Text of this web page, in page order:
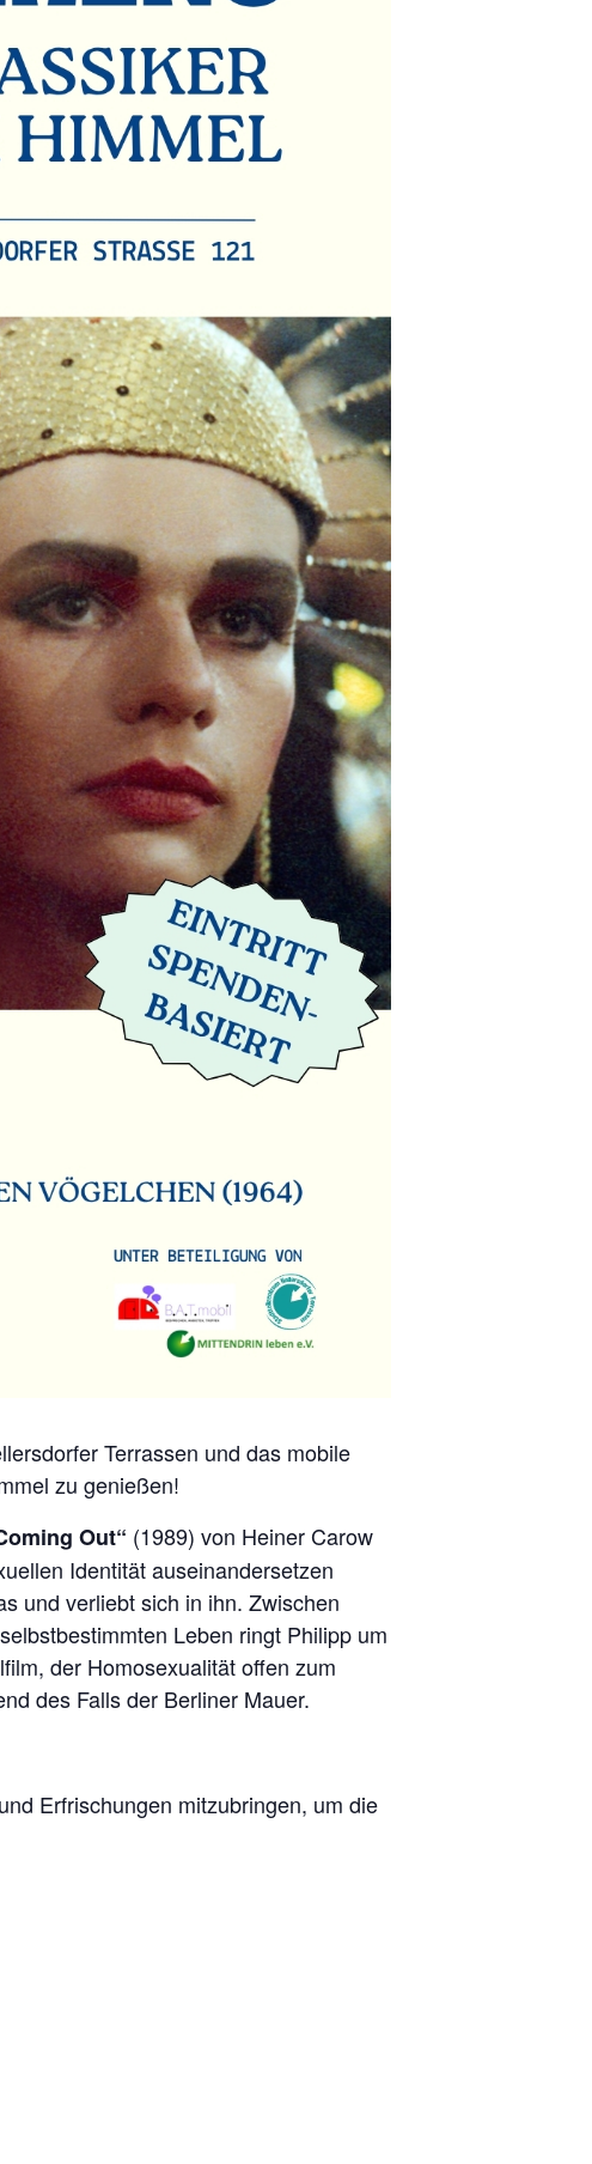
Terrassen und das mobile
zu genießen!
Out“ (1989) von Heiner Carow
Identität auseinandersetzen
und verliebt sich in ihn. Zwischen
Leben ringt Philipp um
der Homosexualität offen zum
des Falls der Berliner Mauer.
Erfrischungen mitzubringen, um die